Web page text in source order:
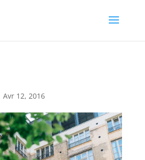
Avr 12, 2016